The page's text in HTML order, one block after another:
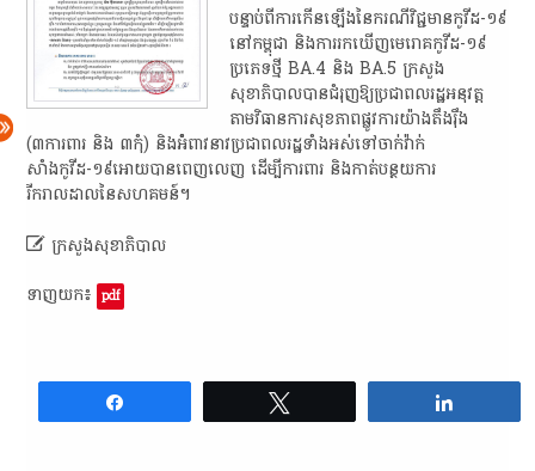
បន្ទាប់ពីការកើនឡើងនៃករណីវិជ្ជមានកូវីដ-១៩
នៅកម្ពុជា និងការរកឃើញមេរោគកូវីដ-១៩
ប្រភេទថ្មី BA.4 និង BA.5 ក្រសួង
សុខាភិបាលបានជំរុញឱ្យប្រជាពលរដ្ឋអនុវត្ត
តាមវិធានការសុខភាពផ្លូវការយ៉ាងតឹងរ៉ឹង
(៣ការពារ និង ៣កុំ) និងអំំពាវនាវប្រជាពលរដ្ឋទាំងអស់ទៅចាក់វ៉ាក់
សាំងកូវីដ-១៩អោយបានពេញលេញ ដើម្បីការពារ និងកាត់បន្ថយការ
រីករាលដាលនៃសហគមន៍។
 ក្រសួងសុខាភិបាល
ទាញយក៖ pdf